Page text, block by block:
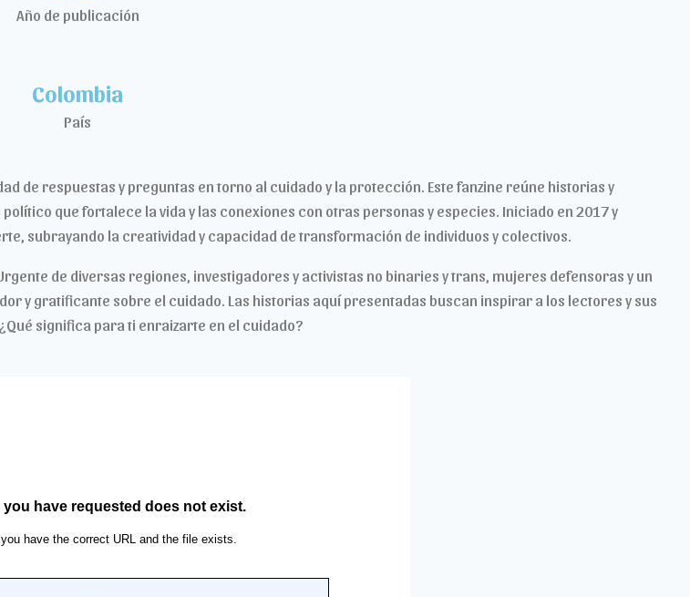
Año de publicación
Colombia
País
de respuestas y preguntas en torno al cuidado y la protección. Este fanzine reúne historias y
que fortalece la vida y las conexiones con otras personas y especies. Iniciado en 2017 y
subrayando la creatividad y capacidad de transformación de individuos y colectivos.
de diversas regiones, investigadores y activistas no binaries y trans, mujeres defensoras y un
y gratificante sobre el cuidado. Las historias aquí presentadas buscan inspirar a los lectores y sus
significa para ti enraizarte en el cuidado?